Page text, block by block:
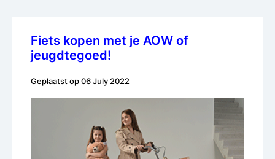
Fiets kopen met je AOW of
jeugdtegoed!
Geplaatst op 06 July 2022